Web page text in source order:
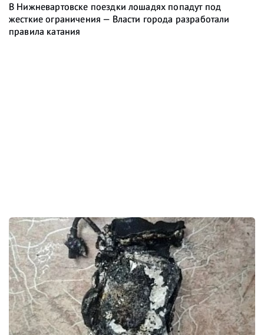
В Нижневартовске поездки лошадях попадут под
жесткие ограничения — Власти города разработали
правила катания